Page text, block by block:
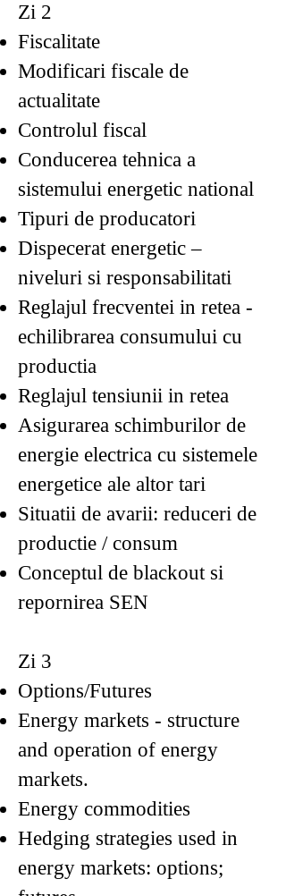
Zi 2
Fiscalitate
Modificari fiscale de
actualitate
Controlul fiscal
Conducerea tehnica a
sistemului energetic national
Tipuri de producatori
Dispecerat energetic –
niveluri si responsabilitati
Reglajul frecventei in retea -
echilibrarea consumului cu
productia
Reglajul tensiunii in retea
Asigurarea schimburilor de
energie electrica cu sistemele
energetice ale altor tari
Situatii de avarii: reduceri de
productie / consum
Conceptul de blackout si
repornirea SEN
Zi 3
Options/Futures
Energy markets - structure
and operation of energy
markets.
Energy commodities
Hedging strategies used in
energy markets: options;